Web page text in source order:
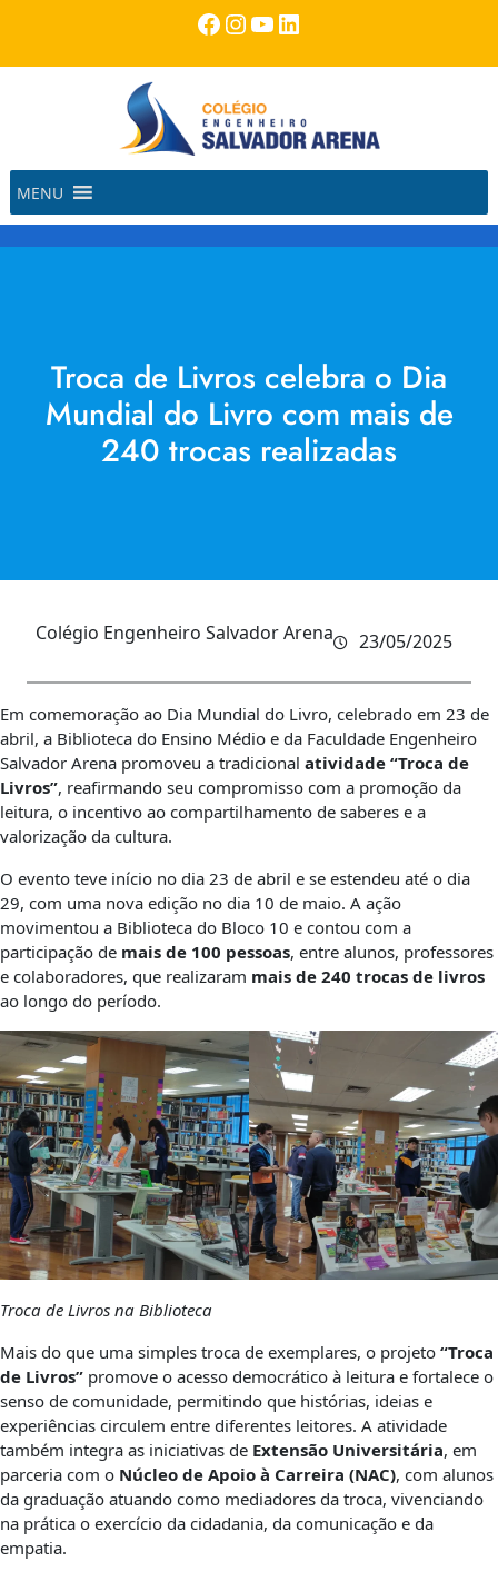
o
Facebook
Instagram
Youtube
LinkedIn
MENU
Troca de Livros celebra o Dia
Mundial do Livro com mais de
240 trocas realizadas
Colégio Engenheiro Salvador Arena 23/05/2025
Em comemoração ao Dia Mundial do Livro, celebrado em 23 de
abril, a Biblioteca do Ensino Médio e da Faculdade Engenheiro
Salvador Arena promoveu a tradicional atividade “Troca de
Livros”, reafirmando seu compromisso com a promoção da
leitura, o incentivo ao compartilhamento de saberes e a
valorização da cultura.
O evento teve início no dia 23 de abril e se estendeu até o dia
29, com uma nova edição no dia 10 de maio. A ação
movimentou a Biblioteca do Bloco 10 e contou com a
participação de mais de 100 pessoas, entre alunos, professores
e colaboradores, que realizaram mais de 240 trocas de livros
ao longo do período.
Troca de Livros na Biblioteca
Mais do que uma simples troca de exemplares, o projeto “Troca
de Livros” promove o acesso democrático à leitura e fortalece o
senso de comunidade, permitindo que histórias, ideias e
experiências circulem entre diferentes leitores. A atividade
também integra as iniciativas de Extensão Universitária, em
parceria com o Núcleo de Apoio à Carreira (NAC), com alunos
da graduação atuando como mediadores da troca, vivenciando
na prática o exercício da cidadania, da comunicação e da
empatia.